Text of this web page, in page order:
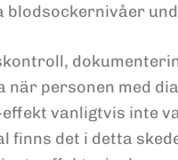
personen med
vanligtvis inte
det i detta